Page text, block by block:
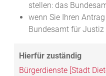
stellen: das
wenn Sie Ihren
Bundesamt für Justiz
Bürgerdienste [Stadt